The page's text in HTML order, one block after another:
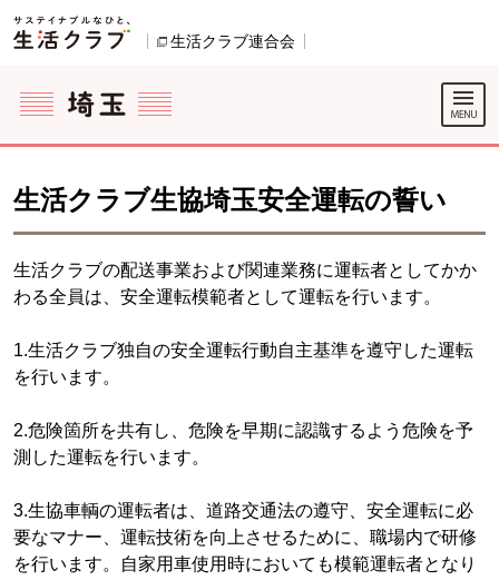
ページの先頭です。
生活クラブ連合会
生活クラブ生協埼玉安全運転の誓い
生活クラブの配送事業および関連業務に運転者としてかか
わる全員は、 安全運転模範者として運転を行います。
1.生活クラブ独自の安全運転行動自主基準を遵守した運転
を行います。
2.危険箇所を共有し、危険を早期に認識するよう危険を予
測した運転を行います。
3.生協車輌の運転者は、道路交通法の遵守、安全運転に必
要なマナー、運転技術を向上させるために、職場内で研修
を行います。自家用車使用時においても模範運転者となり